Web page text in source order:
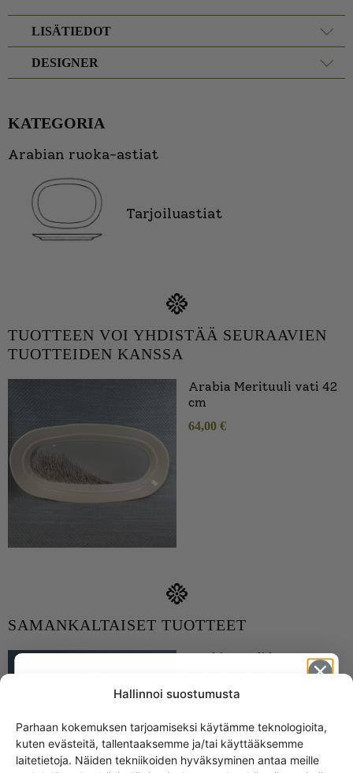
Hallinnoi suostumusta
Parhaan kokemuksen tarjoamiseksi käytämme teknologioita,
kuten evästeitä, tallentaaksemme ja/tai käyttääksemme
laitetietoja. Näiden tekniikoiden hyväksyminen antaa meille
LISÄTIEDOT
DESIGNER
KATEGORIA
Arabian ruoka-astiat
Tarjoiluastiat
TUOTTEEN VOI YHDISTÄÄ SEURAAVIEN
TUOTTEIDEN KANSSA
Arabia Merituuli vati 42
cm
64,00 €
SAMANKALTAISET TUOTTEET
Arabia Tuuli lautaset
valkoinen eri kokoja
15,00€–28,00
Get -5%